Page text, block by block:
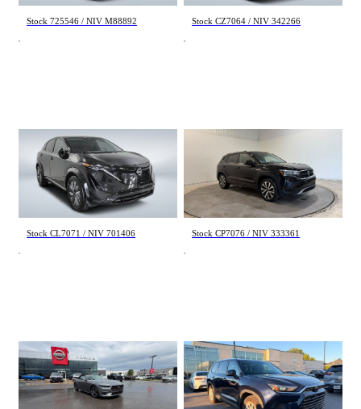
Stock 725546 / NIV M88892 Stock CZ7064 / NIV 342266
Nissan Ariya
PLATINUM+ 2023
43 110 km
39 995 $
Stock CL7071 / NIV 701406
Volkswagen Taos
Comfortline 2023
105 859 km
19 995 $
Stock CP7076 / NIV 333361
Ford Mustang
EcoBoost Premium 2025
47 893 km
Toyota Grand Highlander
XLE 2024
21 870 km